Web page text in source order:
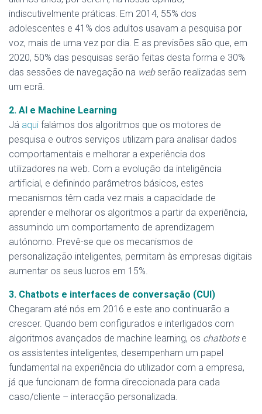
indiscutivelmente práticas. Em 2014, 55% dos
adolescentes e 41% dos adultos usavam a pesquisa por
voz, mais de uma vez por dia. E as previsões são que, em
2020, 50% das pesquisas serão feitas desta forma e 30%
das sessões de navegação na webserão realizadas sem
um ecrã.
2. AI e Machine Learning
Já aqui falámos dos algoritmos que os motores de
pesquisa e outros serviços utilizam para analisar dados
comportamentais e melhorar a experiência dos
utilizadores na web. Com a evolução da inteligência
artificial, e definindo parâmetros básicos, estes
mecanismos têm cada vez mais a capacidade de
aprender e melhorar os algoritmos a partir da experiência,
assumindo um comportamento de aprendizagem
autónomo. Prevê-se que os mecanismos de
personalização inteligentes, permitam às empresas digitais
aumentar os seus lucros em 15%.
3. Chatbots e interfaces de conversação (CUI)
Chegaram até nós em 2016 e este ano continuarão a
crescer. Quando bem configurados e interligados com
algoritmos avançados de machine learning, os chatbotse
os assistentes inteligentes, desempenham um papel
fundamental na experiência do utilizador com a empresa,
já que funcionam de forma direccionada para cada
caso/cliente – interacção personalizada.